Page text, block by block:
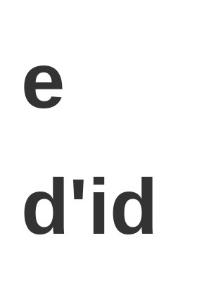
e
d'id